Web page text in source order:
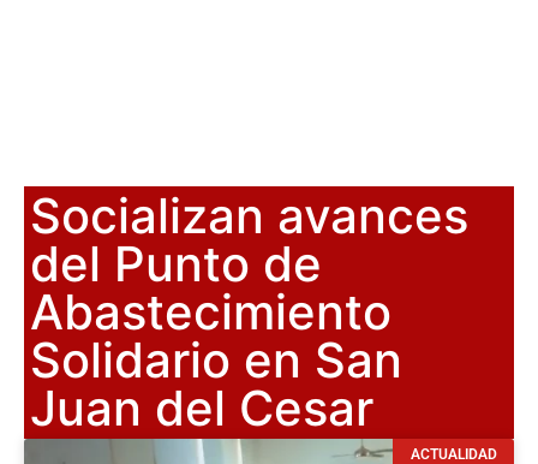
Socializan avances
del Punto de
Abastecimiento
Solidario en San
Juan del Cesar
ACTUALIDAD